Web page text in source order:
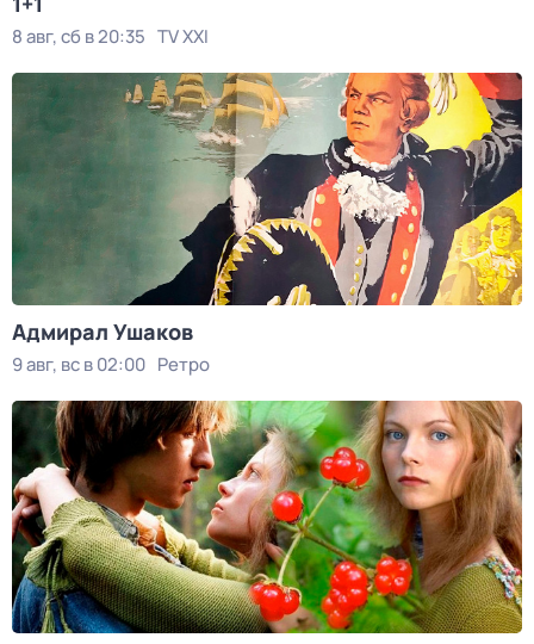
8 авг, сб в 20:35 TV XXI
Адмирал Ушаков
9 авг, вс в 02:00 Ретро